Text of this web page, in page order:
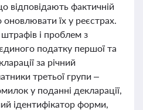
відповідають фактичній
оновлювати їх у реєстрах.
і проблем з
податку першої та
за річний
третьої групи –
у поданні декларації,
ідентифікатор форми,